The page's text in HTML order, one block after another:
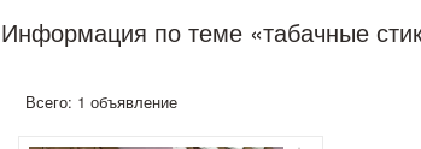
Информация по теме «табачные
Всего: 1 объявление